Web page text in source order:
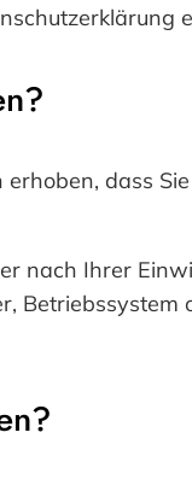
dass
nach Ihrer